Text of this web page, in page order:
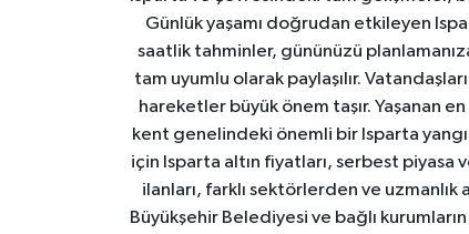
Günlük yaşamı doğrudan etkileyen
saatlik tahminler, gününüzü
tam uyumlu olarak paylaşılır.
hareketler büyük önem taşır. Yaşanan
kent genelindeki önemli bir Isparta
için Isparta altın fiyatları, serbest piyasa
ilanları, farklı sektörlerden ve
Büyükşehir Belediyesi ve bağlı